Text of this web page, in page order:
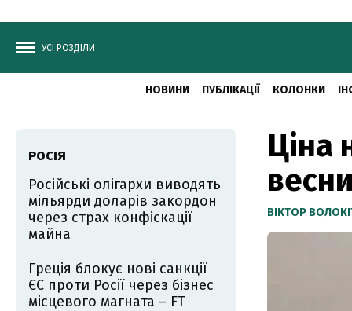
УСІ РОЗДІЛИ
НОВИНИ ПУБЛІКАЦІЇ КОЛОНКИ
Ціна
ВІКТОР
РОСІЯ
Російські олігархи виводять
мільярди доларів закордон
через страх конфіскації
майна
Греція блокує нові санкції
ЄС проти Росії через бізнес
місцевого магната – FT